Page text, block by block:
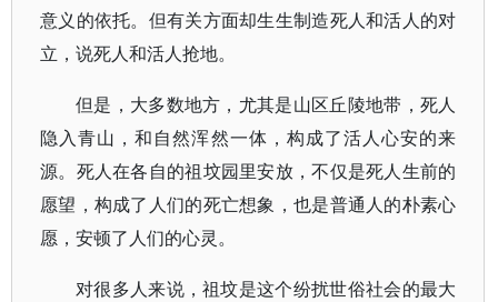
意义的依托。但有关方面却生生制造死人和活人的对
立，说死人和活人抢地。
但是，大多数地方，尤其是山区丘陵地带，死人
隐入青山，和自然浑然一体，构成了活人心安的来
源。死人在各自的祖坟园里安放，不仅是死人生前的
愿望，构成了人们的死亡想象，也是普通人的朴素心
愿，安顿了人们的心灵。
对很多人来说，祖坟是这个纷扰世俗社会的最大